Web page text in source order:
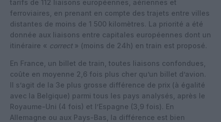
tarifs de 112 liaisons européennes, aériennes et
ferroviaires, en prenant en compte des trajets entre villes
distantes de moins de 1 500 kilomètres. La priorité a été
donnée aux liaisons entre capitales européennes dont un
itinéraire « correct » (moins de 24h) en train est proposé.
En France, un billet de train, toutes liaisons confondues,
coûte en moyenne 2,6 fois plus cher qu’un billet d’avion.
Il s’agit de la 3e plus grosse différence de prix (à égalité
avec la Belgique) parmi tous les pays analysés, après le
Royaume-Uni (4 fois) et l’Espagne (3,9 fois). En
Allemagne ou aux Pays-Bas, la différence est bien